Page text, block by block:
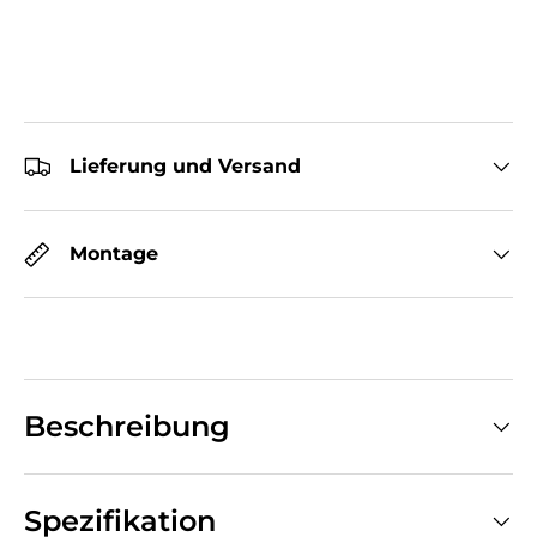
Lieferung und Versand
Montage
Beschreibung
Spezifikation